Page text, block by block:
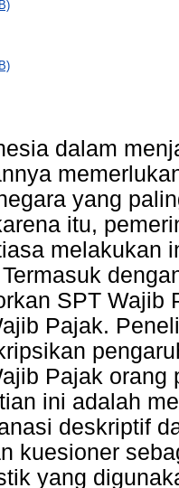
dalam
yang
itu,
melakukan
SPT Wajib
Pajak.
Pajak
ini adalah
deskriptif
kuesioner
yang